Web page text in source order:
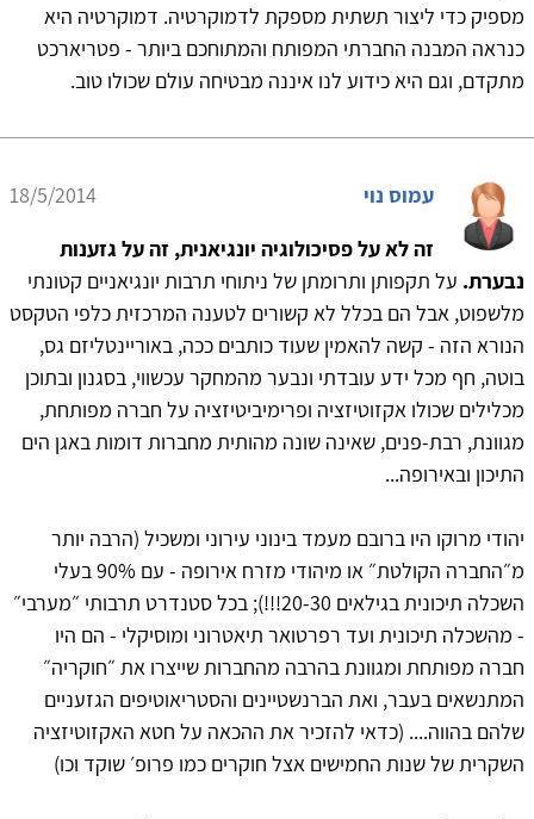
מספיק כדי ליצור תשתית מספקת לדמוקרטיה. דמוקרטיה היא
כנראה המבנה החברתי המפותח והמתוחכם ביותר - פטריארכט
מתקדם, וגם היא כידוע לנו איננה מבטיחה עולם שכולו טוב.
עמוס נוי
18/5/2014
זה לא על פסיכולוגיה יונגיאנית, זה על גזענות
נבערת. על תקפותן ותרומתן של ניתוחי תרבות יונגיאניים קטונתי
מלשפוט, אבל הם בכלל לא קשורים לטענה המרכזית כלפי הטקסט
הנורא הזה - קשה להאמין שעוד כותבים ככה, באוריינטליזם גס,
בוטה, חף מכל ידע עובדתי ונבער מהמחקר עכשווי, בסגנון ובתוכן
מכלילים שכולו אקזוטיזציה ופרימיביטיזציה על חברה מפותחת,
מגוונת, רבת-פנים, שאינה שונה מהותית מחברות דומות באגן הים
התיכון ובאירופה...
יהודי מרוקו היו ברובם מעמד בינוני עירוני ומשכיל (הרבה יותר
מ״החברה הקולטת״ או מיהודי מזרח אירופה - עם 90% בעלי
השכלה תיכונית בגילאים 20-30!!!); בכל סטנדרט תרבותי ״מערבי״
- מהשכלה תיכונית ועד רפרטואר תיאטרוני ומוסיקלי - הם היו
חברה מפותחת ומגוונת בהרבה מהחברות שייצרו את ״חוקריה״
המתנשאים בעבר, ואת הברנשטיינים והסטריאוטיפים הגזעניים
שלהם בהווה.... (כדאי להזכיר את ההכאה על חטא האקזוטיזציה
השקרית של שנות החמישים אצל חוקרים כמו פרופ׳ שוקד וכו)